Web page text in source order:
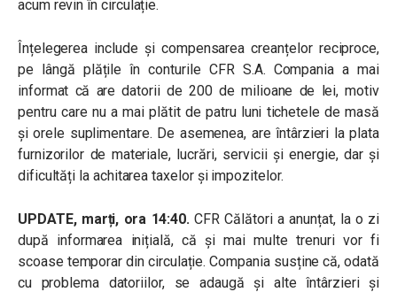
acum revin în circulație.
Înțelegerea include și compensarea creanțelor reciproce,
pe lângă plățile în conturile CFR S.A. Compania a mai
informat că are datorii de 200 de milioane de lei, motiv
pentru care nu a mai plătit de patru luni tichetele de masă
și orele suplimentare. De asemenea, are întârzieri la plata
furnizorilor de materiale, lucrări, servicii și energie, dar și
dificultăți la achitarea taxelor și impozitelor.
UPDATE, marți, ora 14:40.CFR Călători a anunțat, la o zi
după informarea inițială, că și mai multe trenuri vor fi
scoase temporar din circulație. Compania susține că, odată
cu problema datoriilor, se adaugă și alte întârzieri și